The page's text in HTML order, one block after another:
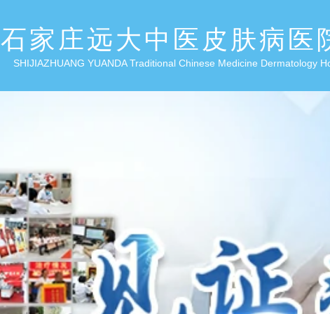
石家庄远大中医皮肤病医
SHIJIAZHUANG YUANDA Traditional Chinese Medicine Dermatology